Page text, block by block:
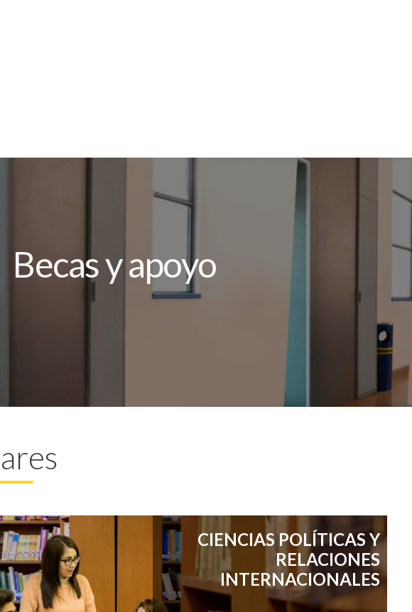
Becas y apoyo
CIENCIAS POLÍTICAS Y
RELACIONES
INTERNACIONALES